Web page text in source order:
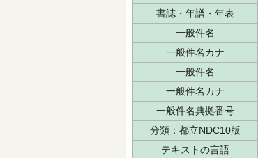
書誌・年譜・年表
一般件名
一般件名カナ
一般件名
一般件名カナ
一般件名典拠番号
分類：都立NDC10版
テキストの言語